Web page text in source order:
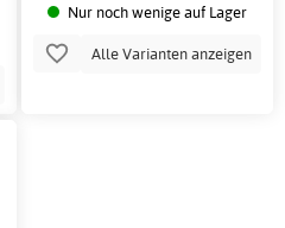
Nur noch wenige auf Lager
Alle Varianten anzeigen